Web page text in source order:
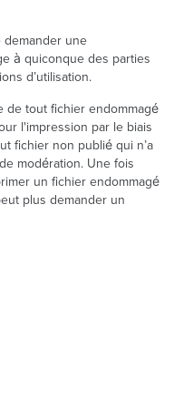
demander une
à quiconque des parties
d’utilisation.
de tout fichier endommagé
l'impression par le biais
fichier non publié qui n’a
modération. Une fois
un fichier endommagé
plus demander un